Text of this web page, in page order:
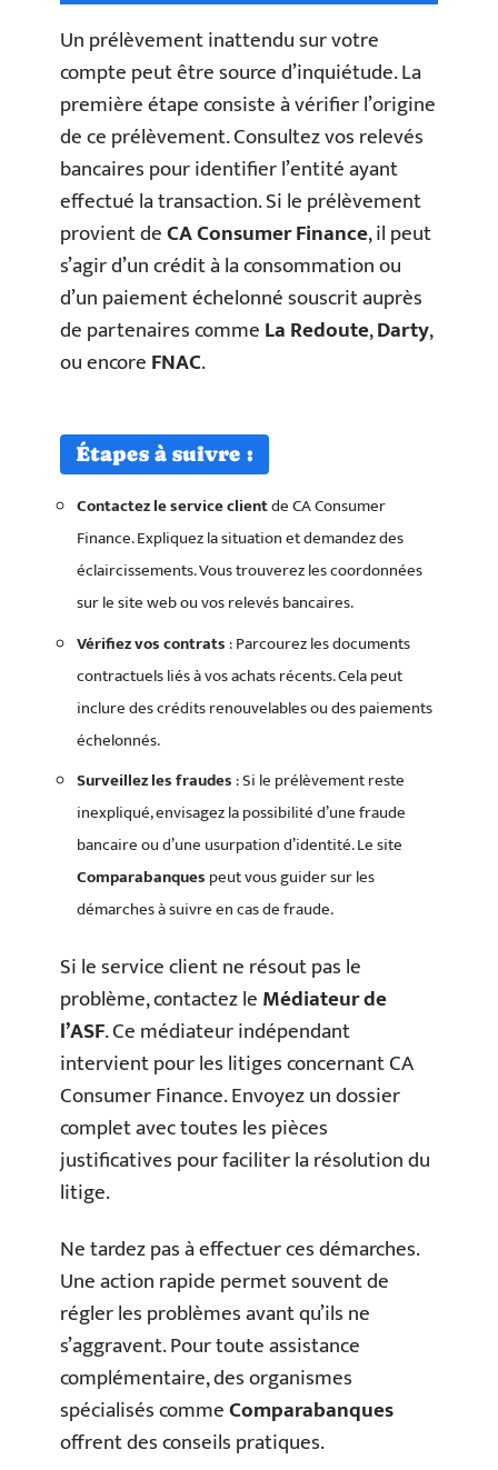
Un prélèvement inattendu sur votre
compte peut être source d’inquiétude. La
première étape consiste à vérifier l’origine
de ce prélèvement. Consultez vos relevés
bancaires pour identifier l’entité ayant
effectué la transaction. Si le prélèvement
provient deCA Consumer Finance, il peut
s’agir d’un crédit à la consommation ou
d’un paiement échelonné souscrit auprès
de partenaires commeLa Redoute,Darty,
ou encoreFNAC.
Étapes à suivre :
Contactez le service clientde CA Consumer
Finance. Expliquez la situation et demandez des
éclaircissements. Vous trouverez les coordonnées
sur le site web ou vos relevés bancaires.
Vérifiez vos contrats: Parcourez les documents
contractuels liés à vos achats récents. Cela peut
inclure des crédits renouvelables ou des paiements
échelonnés.
Surveillez les fraudes: Si le prélèvement reste
inexpliqué, envisagez la possibilité d’une fraude
bancaire ou d’une usurpation d’identité. Le site
Comparabanques peut vous guider sur les
démarches à suivre en cas de fraude.
Si le service client ne résout pas le
problème, contactez leMédiateur de
l’ASF. Ce médiateur indépendant
intervient pour les litiges concernant CA
Consumer Finance. Envoyez un dossier
complet avec toutes les pièces
justificatives pour faciliter la résolution du
litige.
Ne tardez pas à effectuer ces démarches.
Une action rapide permet souvent de
régler les problèmes avant qu’ils ne
s’aggravent. Pour toute assistance
complémentaire, des organismes
spécialisés commeComparabanques
offrent des conseils pratiques.